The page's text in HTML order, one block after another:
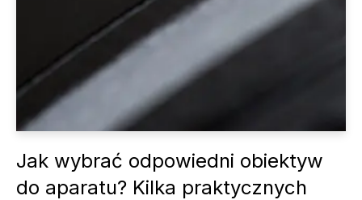
Jak wybrać odpowiedni obiektyw
do aparatu? Kilka praktycznych